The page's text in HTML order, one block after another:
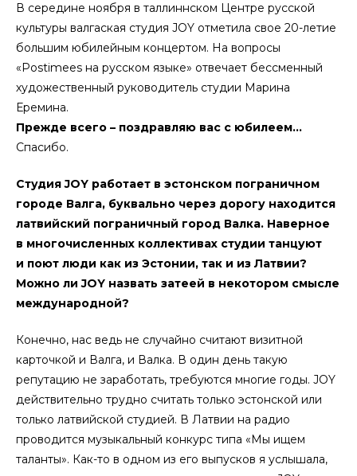
В середине ноября в таллиннском Центре русской
культуры валгаская студия JOY отметила свое 20-летие
большим юбилейным концертом. На вопросы
«Postimees на русском языке» отвечает бессменный
художественный руководитель студии Марина
Еремина.
Прежде всего – поздравляю вас с юбилеем…
Спасибо.
Студия JOY работает в эстонском пограничном
городе Валга, буквально через дорогу находится
латвийский пограничный город Валка. Наверное
в многочисленных коллективах студии танцуют
и поют люди как из Эстонии, так и из Латвии?
Можно ли JOY назвать затеей в некотором смысле
международной?
Конечно, нас ведь не случайно считают визитной
карточкой и Валга, и Валка. В один день такую
репутацию не заработать, требуются многие годы. JOY
действительно трудно считать только эстонской или
только латвийской студией. В Латвии на радио
проводится музыкальный конкурс типа «Мы ищем
таланты». Как-то в одном из его выпусков я услышала,